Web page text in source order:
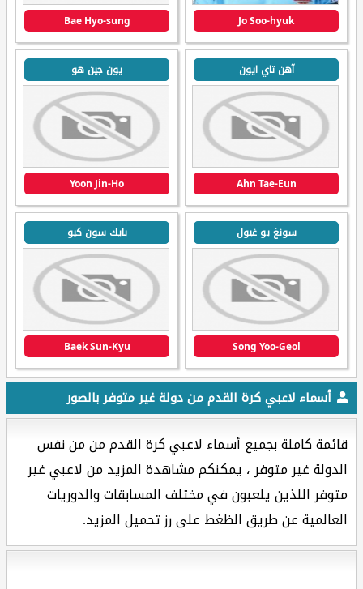
Jo Soo-hyuk
Bae Hyo-sung
آهن تاي ايون
Ahn Tae-Eun
يون جين هو
Yoon Jin-Ho
سونغ يو غيول
Song Yoo-Geol
بايك سون كيو
Baek Sun-Kyu
أسماء لاعبي كرة القدم من دولة غير متوفر بالصور
قائمة كاملة بجميع أسماء لاعبي كرة القدم من من نفس
الدولة غير متوفر ، يمكنكم مشاهدة المزيد من لاعبي غير
متوفر اللذين يلعبون في مختلف المسابقات والدوريات
العالمية عن طريق الظغط على رز تحميل المزيد.